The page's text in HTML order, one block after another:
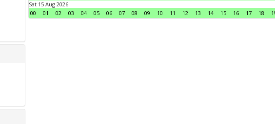
Sat 15 Aug 2026
00
01 02 03 04 05 06 07 08 09 10 11 12 13 14 15 16 17 18